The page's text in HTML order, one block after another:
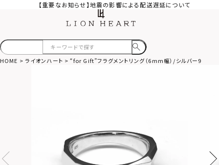
【重要なお知らせ】地震の影響による配送遅延について
HOME ライオンハート “for Gift”フラグメントリング（6mm幅）/シルバー925